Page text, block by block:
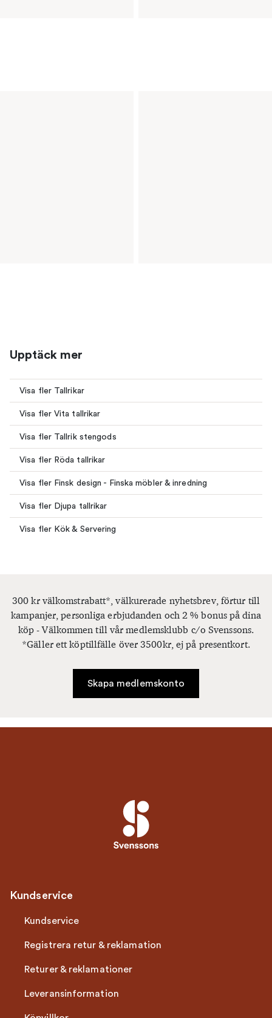
Upptäck mer
Visa fler Tallrikar
Visa fler Vita tallrikar
Visa fler Tallrik stengods
Visa fler Röda tallrikar
Visa fler Finsk design - Finska möbler & inredning
Visa fler Djupa tallrikar
Visa fler Kök & Servering
300 kr välkomstrabatt*, välkurerade nyhetsbrev, förtur till
kampanjer, personliga erbjudanden och 2 % bonus på dina
köp - Välkommen till vår medlemsklubb c/o Svenssons.
*Gäller ett köptillfälle över 3500kr, ej på presentkort.
Skapa medlemskonto
Kundservice
Kundservice
Registrera retur & reklamation
Returer & reklamationer
Leveransinformation